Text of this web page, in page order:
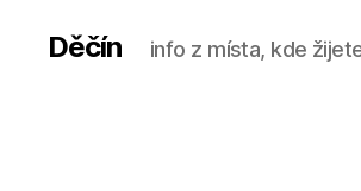
Děčín info z místa, kde